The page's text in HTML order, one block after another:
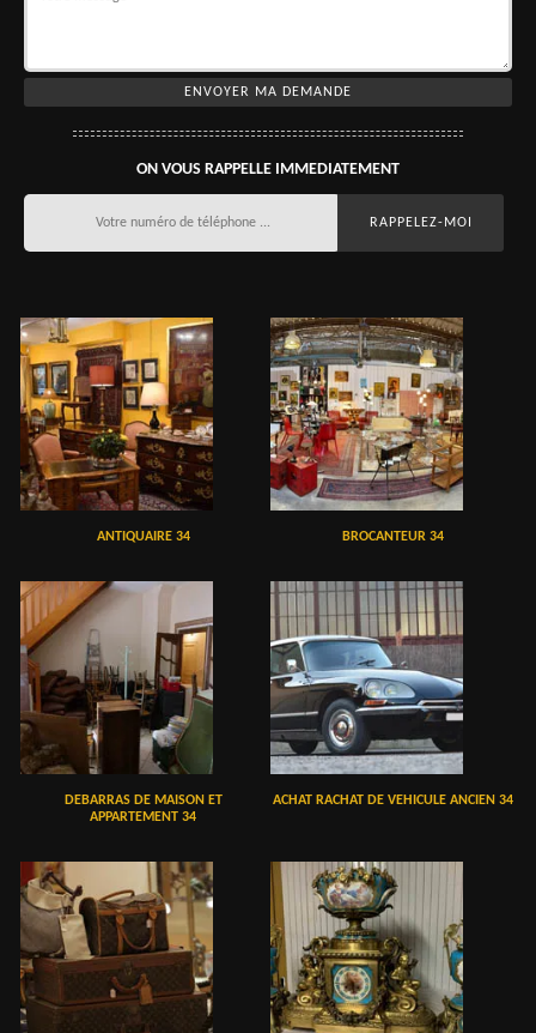
ON VOUS RAPPELLE IMMEDIATEMENT
ANTIQUAIRE 34 BROCANTEUR 34
DEBARRAS DE MAISON ET
APPARTEMENT 34
ACHAT RACHAT DE VEHICULE ANCIEN 34